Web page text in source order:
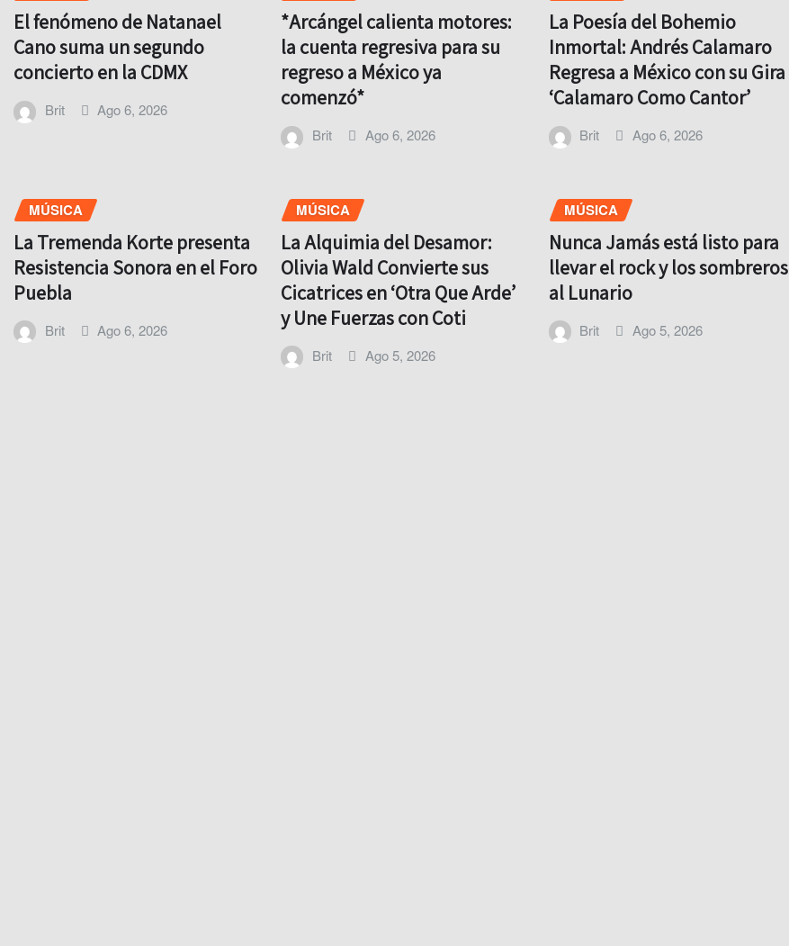
El fenómeno de Natanael
Cano suma un segundo
concierto en la CDMX
Brit Ago 6, 2026
*Arcángel calienta motores:
la cuenta regresiva para su
regreso a México ya
comenzó*
Brit Ago 6, 2026
La Poesía del Bohemio
Inmortal: Andrés Calamaro
Regresa a México con su Gira
‘Calamaro Como Cantor’
Brit Ago 6, 2026
MÚSICA
La Tremenda Korte presenta
Resistencia Sonora en el Foro
Puebla
Brit Ago 6, 2026
MÚSICA
La Alquimia del Desamor:
Olivia Wald Convierte sus
Cicatrices en ‘Otra Que Arde’
y Une Fuerzas con Coti
Brit Ago 5, 2026
MÚSICA
Nunca Jamás está listo para
llevar el rock y los sombreros
al Lunario
Brit Ago 5, 2026